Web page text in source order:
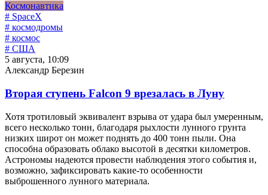
Космонавтика
# SpaceX
# космодромы
# космос
# США
5 августа, 10:09
Александр Березин
Вторая ступень Falcon 9 врезалась в Луну
Хотя тротиловый эквивалент взрыва от удара был умеренным,
всего несколько тонн, благодаря рыхлости лунного грунта
низких широт он может поднять до 400 тонн пыли. Она
способна образовать облако высотой в десятки километров.
Астрономы надеются провести наблюдения этого события и,
возможно, зафиксировать какие-то особенности
выброшенного лунного материала.